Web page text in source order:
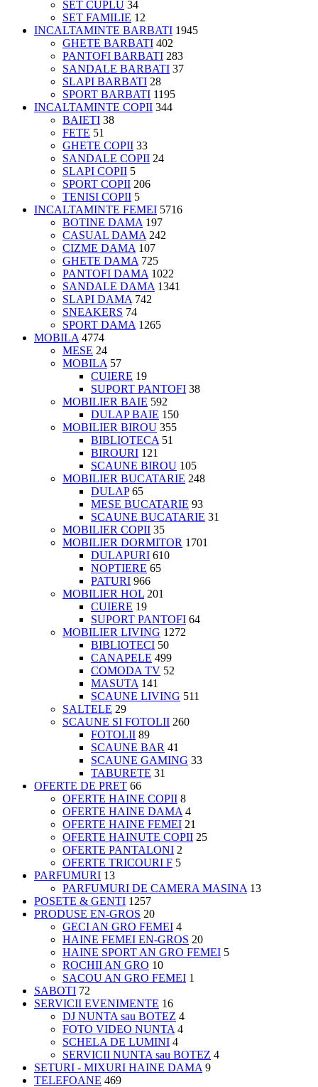
SET CUPLU 34
SET FAMILIE 12
INCALTAMINTE BARBATI 1945
GHETE BARBATI 402
PANTOFI BARBATI 283
SANDALE BARBATI 37
SLAPI BARBATI 28
SPORT BARBATI 1195
INCALTAMINTE COPII 344
BAIETI 38
FETE 51
GHETE COPII 33
SANDALE COPII 24
SLAPI COPII 5
SPORT COPII 206
TENISI COPII 5
INCALTAMINTE FEMEI 5716
BOTINE DAMA 197
CASUAL DAMA 242
CIZME DAMA 107
GHETE DAMA 725
PANTOFI DAMA 1022
SANDALE DAMA 1341
SLAPI DAMA 742
SNEAKERS 74
SPORT DAMA 1265
MOBILA 4774
MESE 24
MOBILA 57
CUIERE 19
SUPORT PANTOFI 38
MOBILIER BAIE 592
DULAP BAIE 150
MOBILIER BIROU 355
BIBLIOTECA 51
BIROURI 121
SCAUNE BIROU 105
MOBILIER BUCATARIE 248
DULAP 65
MESE BUCATARIE 93
SCAUNE BUCATARIE 31
MOBILIER COPII 35
MOBILIER DORMITOR 1701
DULAPURI 610
NOPTIERE 65
PATURI 966
MOBILIER HOL 201
CUIERE 19
SUPORT PANTOFI 64
MOBILIER LIVING 1272
BIBLIOTECI 50
CANAPELE 499
COMODA TV 52
MASUTA 141
SCAUNE LIVING 511
SALTELE 29
SCAUNE SI FOTOLII 260
FOTOLII 89
SCAUNE BAR 41
SCAUNE GAMING 33
TABURETE 31
OFERTE DE PRET 66
OFERTE HAINE COPII 8
OFERTE HAINE DAMA 4
OFERTE HAINE FEMEI 21
OFERTE HAINUTE COPII 25
OFERTE PANTALONI 2
OFERTE TRICOURI F 5
PARFUMURI 13
PARFUMURI DE CAMERA MASINA 13
POSETE & GENTI 1257
PRODUSE EN-GROS 20
GECI AN GRO FEMEI 4
HAINE FEMEI EN-GROS 20
HAINE SPORT AN GRO FEMEI 5
ROCHII AN GRO 10
SACOU AN GRO FEMEI 1
SABOTI 72
SERVICII EVENIMENTE 16
DJ NUNTA sau BOTEZ 4
FOTO VIDEO NUNTA 4
SCHELA DE LUMINI 4
SERVICII NUNTA sau BOTEZ 4
SETURI - MIXURI HAINE DAMA 9
TELEFOANE 469